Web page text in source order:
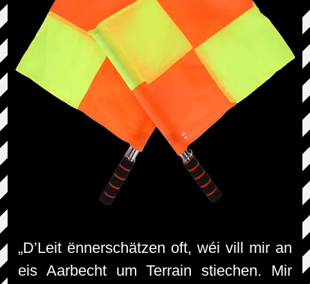
„D’Leit ënnerschätzen oft, wéi vill mir an
eis Aarbecht um Terrain stiechen. Mir